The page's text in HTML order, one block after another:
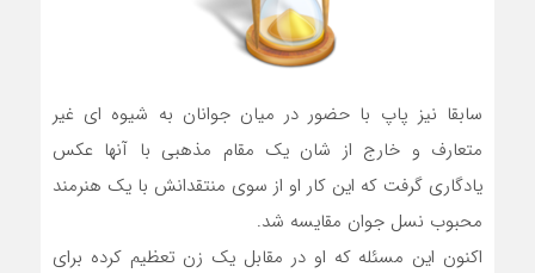
سابقا نیز پاپ با حضور در میان جوانان به شیوه ای غیر
متعارف و خارج از شان یک مقام مذهبی با آنها عکس
یادگاری گرفت که این کار او از سوی منتقدانش با یک هنرمند
محبوب نسل جوان مقایسه شد.
اکنون این مسئله که او در مقابل یک زن تعظیم کرده برای